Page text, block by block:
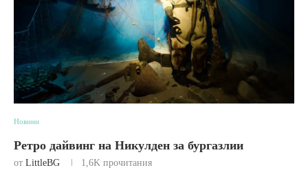
Новини
Ретро дайвинг на Никулден за бургазлии
от LittleBG 1,6K прочитания